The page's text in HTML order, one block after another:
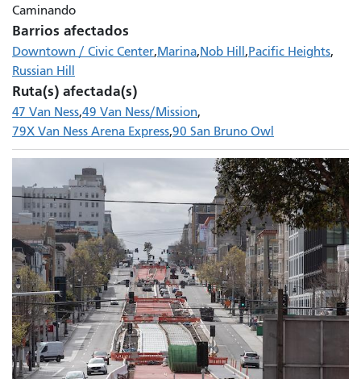
Caminando
Barrios afectados
Downtown / Civic Center Marina Nob Hill
Pacific Heights
Russian Hill
Ruta(s) afectada(s)
47 Van Ness 49 Van Ness/Mission
79X Van Ness Arena Express 90 San Bruno Owl